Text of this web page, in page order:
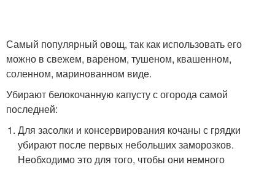
Самый популярный овощ, так как использовать его
можно в свежем, вареном, тушеном, квашенном,
соленном, маринованном виде.
Убирают белокочанную капусту с огорода самой
последней:
Для засолки и консервирования кочаны с грядки
убирают после первых небольших заморозков.
Необходимо это для того, чтобы они немного